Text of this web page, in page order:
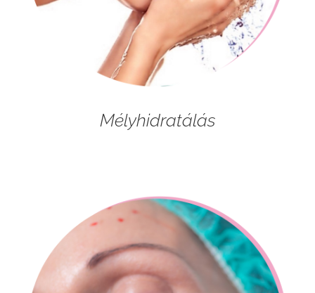
Mélyhidratálás